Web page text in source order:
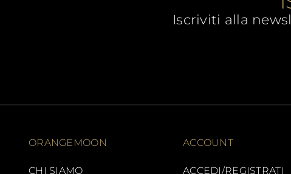
Iscriviti alla
ORANGEMOON
CHI SIAMO
ACCOUNT
ACCEDI/REGISTRATI